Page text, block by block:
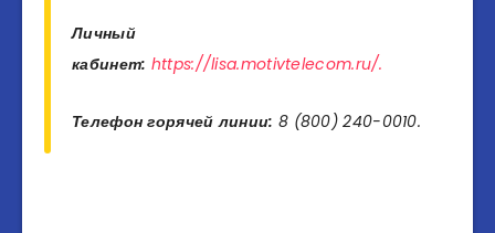
Личный
кабинет: https://lisa.motivtelecom.ru/.
Телефон горячей линии: 8 (800) 240-0010.